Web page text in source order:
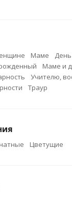
Маме
Маме и
Учителю,
Траур
Цветущие